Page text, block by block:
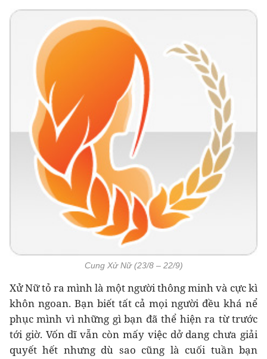
Cung Xử Nữ (23/8 – 22/9)
Xử Nữ tỏ ra mình là một người thông minh và cực kì
khôn ngoan. Bạn biết tất cả mọi người đều khá nể
phục mình vì những gì bạn đã thể hiện ra từ trước
tới giờ. Vốn dĩ vẫn còn mấy việc dở dang chưa giải
quyết hết nhưng dù sao cũng là cuối tuần bạn